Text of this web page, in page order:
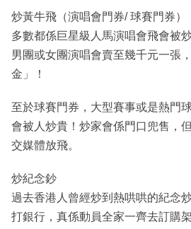
炒黃牛飛（演唱會門券/ 球賽門券）
多數都係巨星級人馬演唱會飛會被
男團或女團演唱會賣至幾千元一張
金」！
至於球賽門券，大型賽事或是熱門
會被人炒貴！炒家會係門口兜售，
交媒體放飛。
炒紀念鈔
過去香港人曾經炒到熱哄哄的紀念
打銀行，真係動員全家一齊去訂購